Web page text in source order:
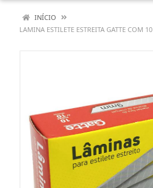
INÍCIO
LAMINA ESTILETE ESTREITA GATTE COM 10